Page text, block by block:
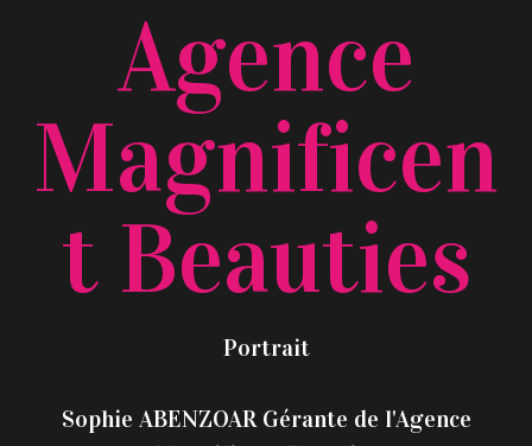
Agence
Magnificen
T Beauties
Portrait
Sophie ABENZOAR Gérante de l'Agence